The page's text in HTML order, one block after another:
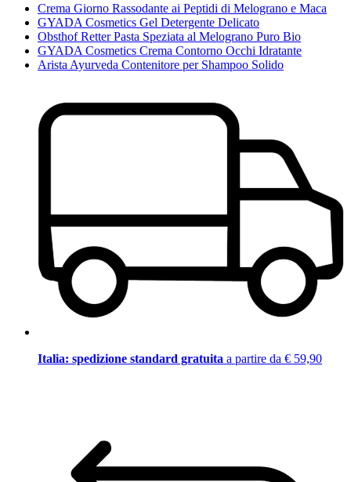
Crema Giorno Rassodante ai Peptidi di Melograno e Maca
GYADA Cosmetics Gel Detergente Delicato
Obsthof Retter Pasta Speziata al Melograno Puro Bio
GYADA Cosmetics Crema Contorno Occhi Idratante
Arista Ayurveda Contenitore per Shampoo Solido
Italia: spedizione standard gratuita a partire da € 59,90